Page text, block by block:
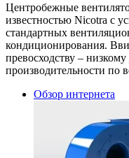
Центробежные
известностью Nicotra с
стандартных
кондиционирования.
превосходству –
производительности по
Обзор интернета